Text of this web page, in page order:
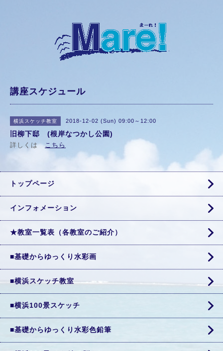
講座スケジュール
横浜スケッチ教室 2018-12-02 (Sun) 09:00～12:00
旧柳下邸 (根岸なつかし公園)
詳しくはこちら
トップページ
インフォメーション
★教室一覧表（各教室のご紹介）
■基礎からゆっくり水彩画
■横浜スケッチ教室
■横浜100景スケッチ
■基礎からゆっくり水彩色鉛筆